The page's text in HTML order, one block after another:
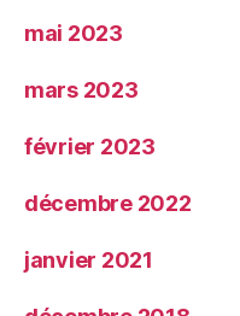
mai 2023
mars 2023
février 2023
décembre 2022
janvier 2021